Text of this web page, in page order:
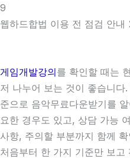
9
웹하드합법 이용 전 점검 안
게임개발강의를 확인할 때는
저 나누어 보는 것이 좋습니
준으로 음악무료다운받기를
요한 경우도 있고, 상담 가능
사항, 주의할 부분까지 함께
처음부터 한 가지 기준만 보